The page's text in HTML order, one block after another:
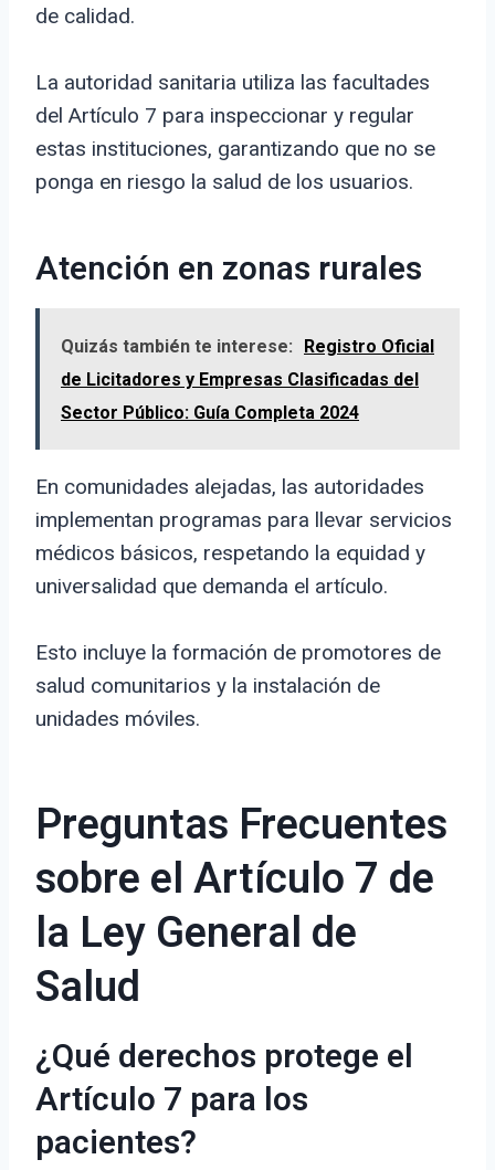
de calidad.
La autoridad sanitaria utiliza las facultades
del Artículo 7 para inspeccionar y regular
estas instituciones, garantizando que no se
ponga en riesgo la salud de los usuarios.
Atención en zonas rurales
Quizás también te interese:
Registro Oficial
de Licitadores y Empresas Clasificadas del
Sector Público: Guía Completa 2024
En comunidades alejadas, las autoridades
implementan programas para llevar servicios
médicos básicos, respetando la equidad y
universalidad que demanda el artículo.
Esto incluye la formación de promotores de
salud comunitarios y la instalación de
unidades móviles.
Preguntas Frecuentes
sobre el Artículo 7 de
la Ley General de
Salud
¿Qué derechos protege el
Artículo 7 para los
pacientes?